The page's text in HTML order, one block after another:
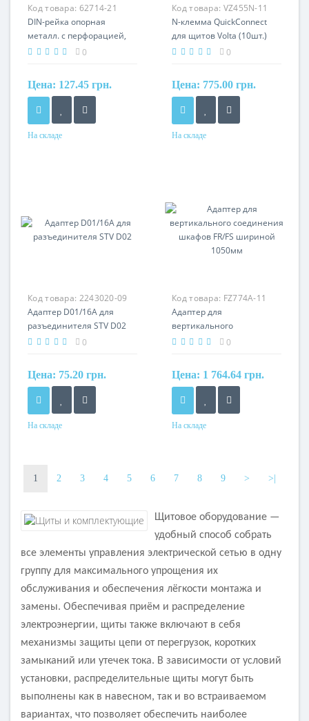
Код товара: 62714-21
DIN-рейка опорная
металл. с перфорацией,
TS35 DZNP_S 0
Цена: 127.45 грн.
На складе
Код товара: VZ455N-11
N-клемма QuickConnect
для щитов Volta (10шт.)
0
Цена: 775.00 грн.
На складе
Код товара: 2243020-09
Адаптер D01/16А для
разъединителя STV D02
0
Цена: 75.20 грн.
На складе
Код товара: FZ774A-11
Адаптер для
вертикального
соединения шкафов FR/FS
0
Цена: 1 764.64 грн.
На складе
1 2 3 4 5 6 7 8 9 > >|
Щитовое оборудование —
удобный способ собрать
все элементы управления электрической сетью в одну
группу для максимального упрощения их
обслуживания и обеспечения лёгкости монтажа и
замены. Обеспечивая приём и распределение
электроэнергии, щиты также включают в себя
механизмы защиты цепи от перегрузок, коротких
замыканий или утечек тока. В зависимости от условий
установки, распределительные щиты могут быть
выполнены как в навесном, так и во встраиваемом
вариантах, что позволяет обеспечить наиболее